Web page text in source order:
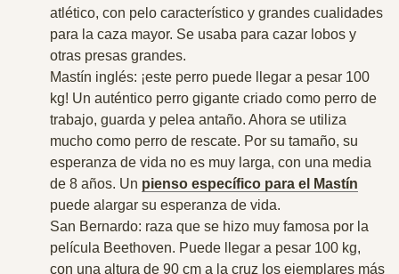
atlético, con pelo característico y grandes cualidades
para la caza mayor. Se usaba para cazar lobos y
otras presas grandes.
Mastín inglés: ¡este perro puede llegar a pesar 100
kg! Un auténtico perro gigante criado como perro de
trabajo, guarda y pelea antaño. Ahora se utiliza
mucho como perro de rescate. Por su tamaño, su
esperanza de vida no es muy larga, con una media
de 8 años. Un pienso específico para el Mastín
puede alargar su esperanza de vida.
San Bernardo: raza que se hizo muy famosa por la
película Beethoven. Puede llegar a pesar 100 kg,
con una altura de 90 cm a la cruz los ejemplares más